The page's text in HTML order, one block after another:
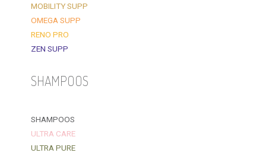
MOBILITY SUPP
OMEGA SUPP
RENO PRO
ZEN SUPP
SHAMPOOS
SHAMPOOS
ULTRA CARE
ULTRA PURE